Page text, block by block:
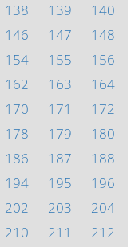
138 139
140
146 147
148
154 155
156
162 163
164
170 171
172
178 179
180
186 187
188
194 195
196
202 203
204
210 211
212